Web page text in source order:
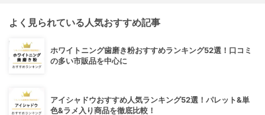
よく見られている人気おすすめ記事
ホワイトニング歯磨き粉おすすめランキング52選！口コミ
の多い市販品を中心に
アイシャドウおすすめ人気ランキング52選！パレット&単
色&ラメ入り商品を徹底比較！